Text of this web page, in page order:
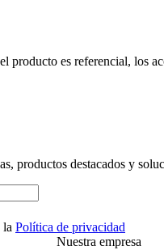
producto es referencial, los
productos destacados y
la Política de privacidad
Nuestra empresa